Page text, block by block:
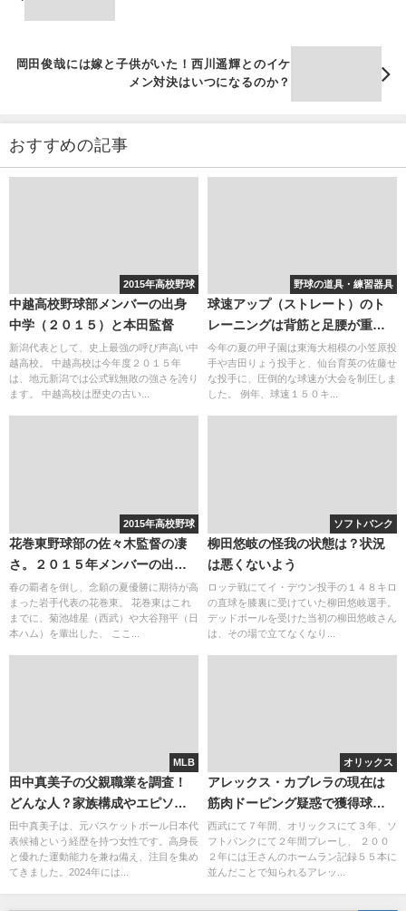
岡田俊哉には嫁と子供がいた！西川遥輝とのイケ
メン対決はいつになるのか？
おすすめの記事
2015年高校野球
中越高校野球部メンバーの出身
中学（２０１５）と本田監督
新潟代表として、史上最強の呼び声高い中
越高校。 中越高校は今年度２０１５年
は、地元新潟では公式戦無敗の強さを誇り
ます。 中越高校は歴史の古い...
野球の道具・練習器具
球速アップ（ストレート）のト
レーニングは背筋と足腰が重
要？インナーマッスルと球速の
関連性（結局投球フォーム）
今年の夏の甲子園は東海大相模の小笠原投
手や吉田りょう投手と、仙台育英の佐藤せ
な投手に、圧倒的な球速が大会を制圧しま
した。 例年、球速１５０キ...
2015年高校野球
花巻東野球部の佐々木監督の凄
さ。２０１５年メンバーの出身
中学
春の覇者を倒し、念願の夏優勝に期待が高
まった岩手代表の花巻東。 花巻東はこれ
までに、菊池雄星（西武）や大谷翔平（日
本ハム）を輩出した、 ここ...
ソフトバンク
柳田悠岐の怪我の状態は？状況
は悪くないよう
ロッテ戦にてイ・デウン投手の１４８キロ
の直球を膝裏に受けていた柳田悠岐選手。
デッドボールを受けた当初の柳田悠岐さん
は、その場で立てなくなり...
MLB
田中真美子の父親職業を調査！
どんな人？家族構成やエピソー
ドも
田中真美子は、元バスケットボール日本代
表候補という経歴を持つ女性です。高身長
と優れた運動能力を兼ね備え、注目を集め
てきました。2024年には...
オリックス
アレックス・カブレラの現在は
筋肉ドーピング疑惑で獲得球団
がない？モデルガン乱射事件！
（笑）
西武にて７年間、オリックスにて３年、ソ
フトバンクにて２年間プレーし、 ２００
２年には王さんのホームラン記録５５本に
並んだことで知られるアレッ...